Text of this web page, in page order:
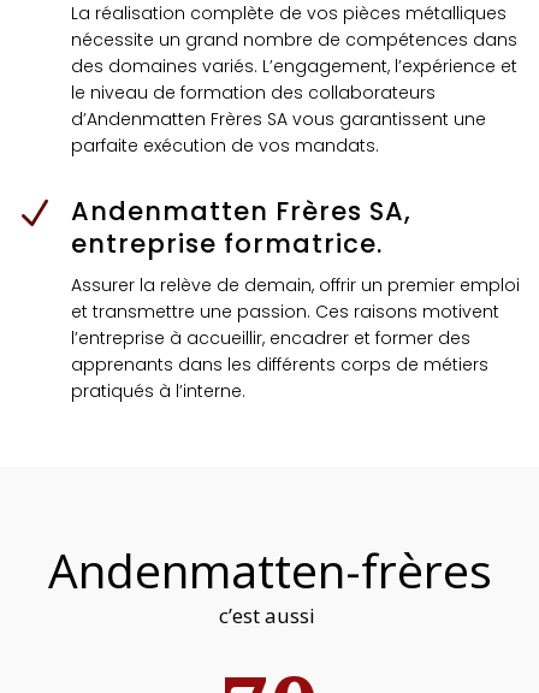
La réalisation complète de vos pièces métalliques
nécessite un grand nombre de compétences dans
des domaines variés. L’engagement, l’expérience et
le niveau de formation des collaborateurs
d’Andenmatten Frères SA vous garantissent une
parfaite exécution de vos mandats.
N
Andenmatten Frères SA,
entreprise formatrice.
Assurer la relève de demain, offrir un premier emploi
et transmettre une passion. Ces raisons motivent
l’entreprise à accueillir, encadrer et former des
apprenants dans les différents corps de métiers
pratiqués à l’interne.
Andenmatten-frères
c’est aussi